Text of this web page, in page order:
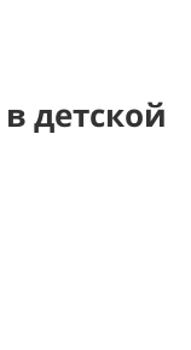
детской